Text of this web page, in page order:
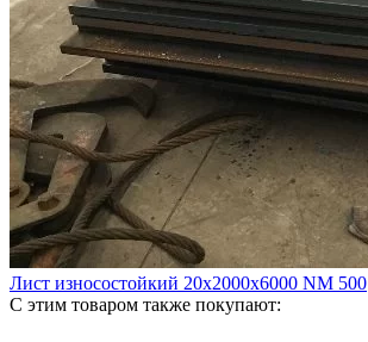
Лист износостойкий 20х2000х6000 NM 500
С этим товаром также покупают: